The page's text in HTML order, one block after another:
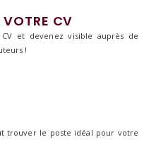
VOTRE CV
et devenez visible auprès de
!
trouver le poste idéal pour votre